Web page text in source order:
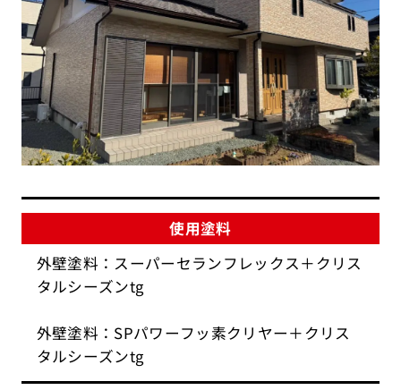
使用塗料
外壁塗料：スーパーセランフレックス＋クリス
タルシーズンtg
外壁塗料：SPパワーフッ素クリヤー＋クリス
タルシーズンtg